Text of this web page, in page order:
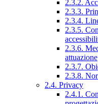
2.3.2.
2.3.3.
2.3.4.
2.3.5.
2.3.6.
attuazione
2.3.7.
2.3.8.
2.4. Privacy
2.4.1.